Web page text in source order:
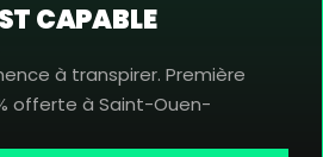
CAPABLE
à transpirer. Première
offerte à Saint-Ouen-